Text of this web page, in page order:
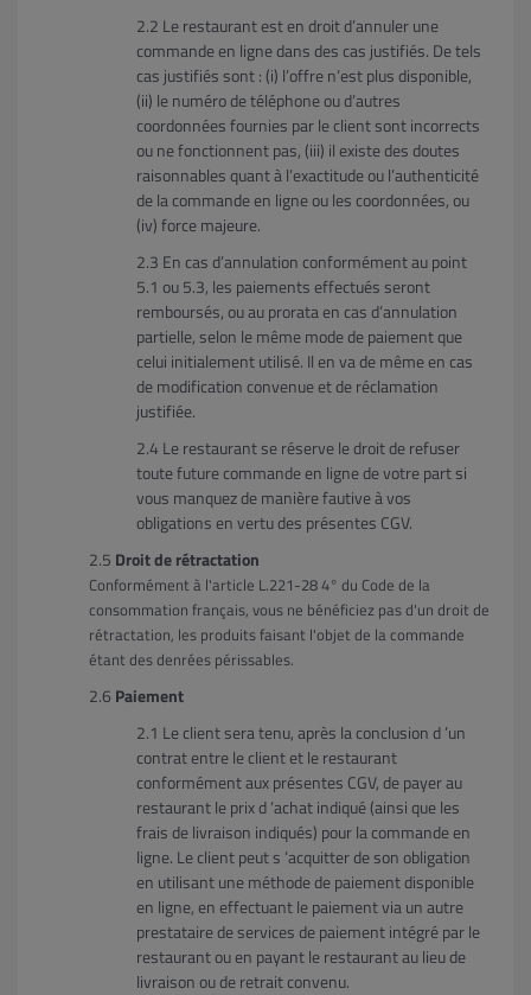
Le restaurant est en droit d’annuler une
commande en ligne dans des cas justifiés. De tels
cas justifiés sont : (i) l’offre n’est plus disponible,
(ii) le numéro de téléphone ou d’autres
coordonnées fournies par le client sont incorrects
ou ne fonctionnent pas, (iii) il existe des doutes
raisonnables quant à l’exactitude ou l’authenticité
de la commande en ligne ou les coordonnées, ou
(iv) force majeure.
En cas d’annulation conformément au point
5.1 ou 5.3, les paiements effectués seront
remboursés, ou au prorata en cas d’annulation
partielle, selon le même mode de paiement que
celui initialement utilisé. Il en va de même en cas
de modification convenue et de réclamation
justifiée.
Le restaurant se réserve le droit de refuser
toute future commande en ligne de votre part si
vous manquez de manière fautive à vos
obligations en vertu des présentes CGV.
Droit de rétractation
Conformément à l'article L.221-28 4° du Code de la
consommation français, vous ne bénéficiez pas d'un droit de
rétractation, les produits faisant l'objet de la commande
étant des denrées périssables.
Paiement
Le client sera tenu, après la conclusion d ’un
contrat entre le client et le restaurant
conformément aux présentes CGV, de payer au
restaurant le prix d ’achat indiqué (ainsi que les
frais de livraison indiqués) pour la commande en
ligne. Le client peut s ’acquitter de son obligation
en utilisant une méthode de paiement disponible
en ligne, en effectuant le paiement via un autre
prestataire de services de paiement intégré par le
restaurant ou en payant le restaurant au lieu de
livraison ou de retrait convenu.